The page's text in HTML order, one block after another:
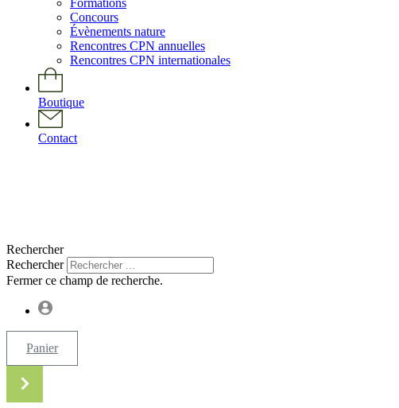
Concours
Évènements nature
Rencontres CPN annuelles
Rencontres CPN internationales
Boutique
Contact
Rechercher
Rechercher
Fermer ce champ de recherche.
Panier